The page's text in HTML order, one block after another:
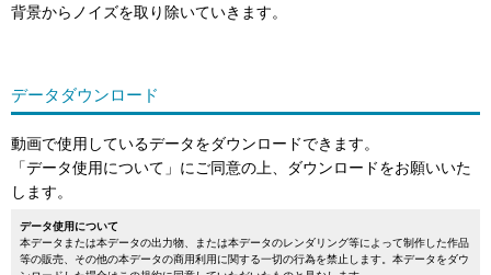
背景からノイズを取り除いていきます。
データダウンロード
動画で使用しているデータをダウンロードできます。
「データ使用について」にご同意の上、ダウンロードをお願いいた
します。
データ使用について
本データまたは本データの出力物、または本データのレンダリング等によって制作した作品
等の販売、その他の本データの商用利用に関する一切の行為を禁止します。本データをダウ